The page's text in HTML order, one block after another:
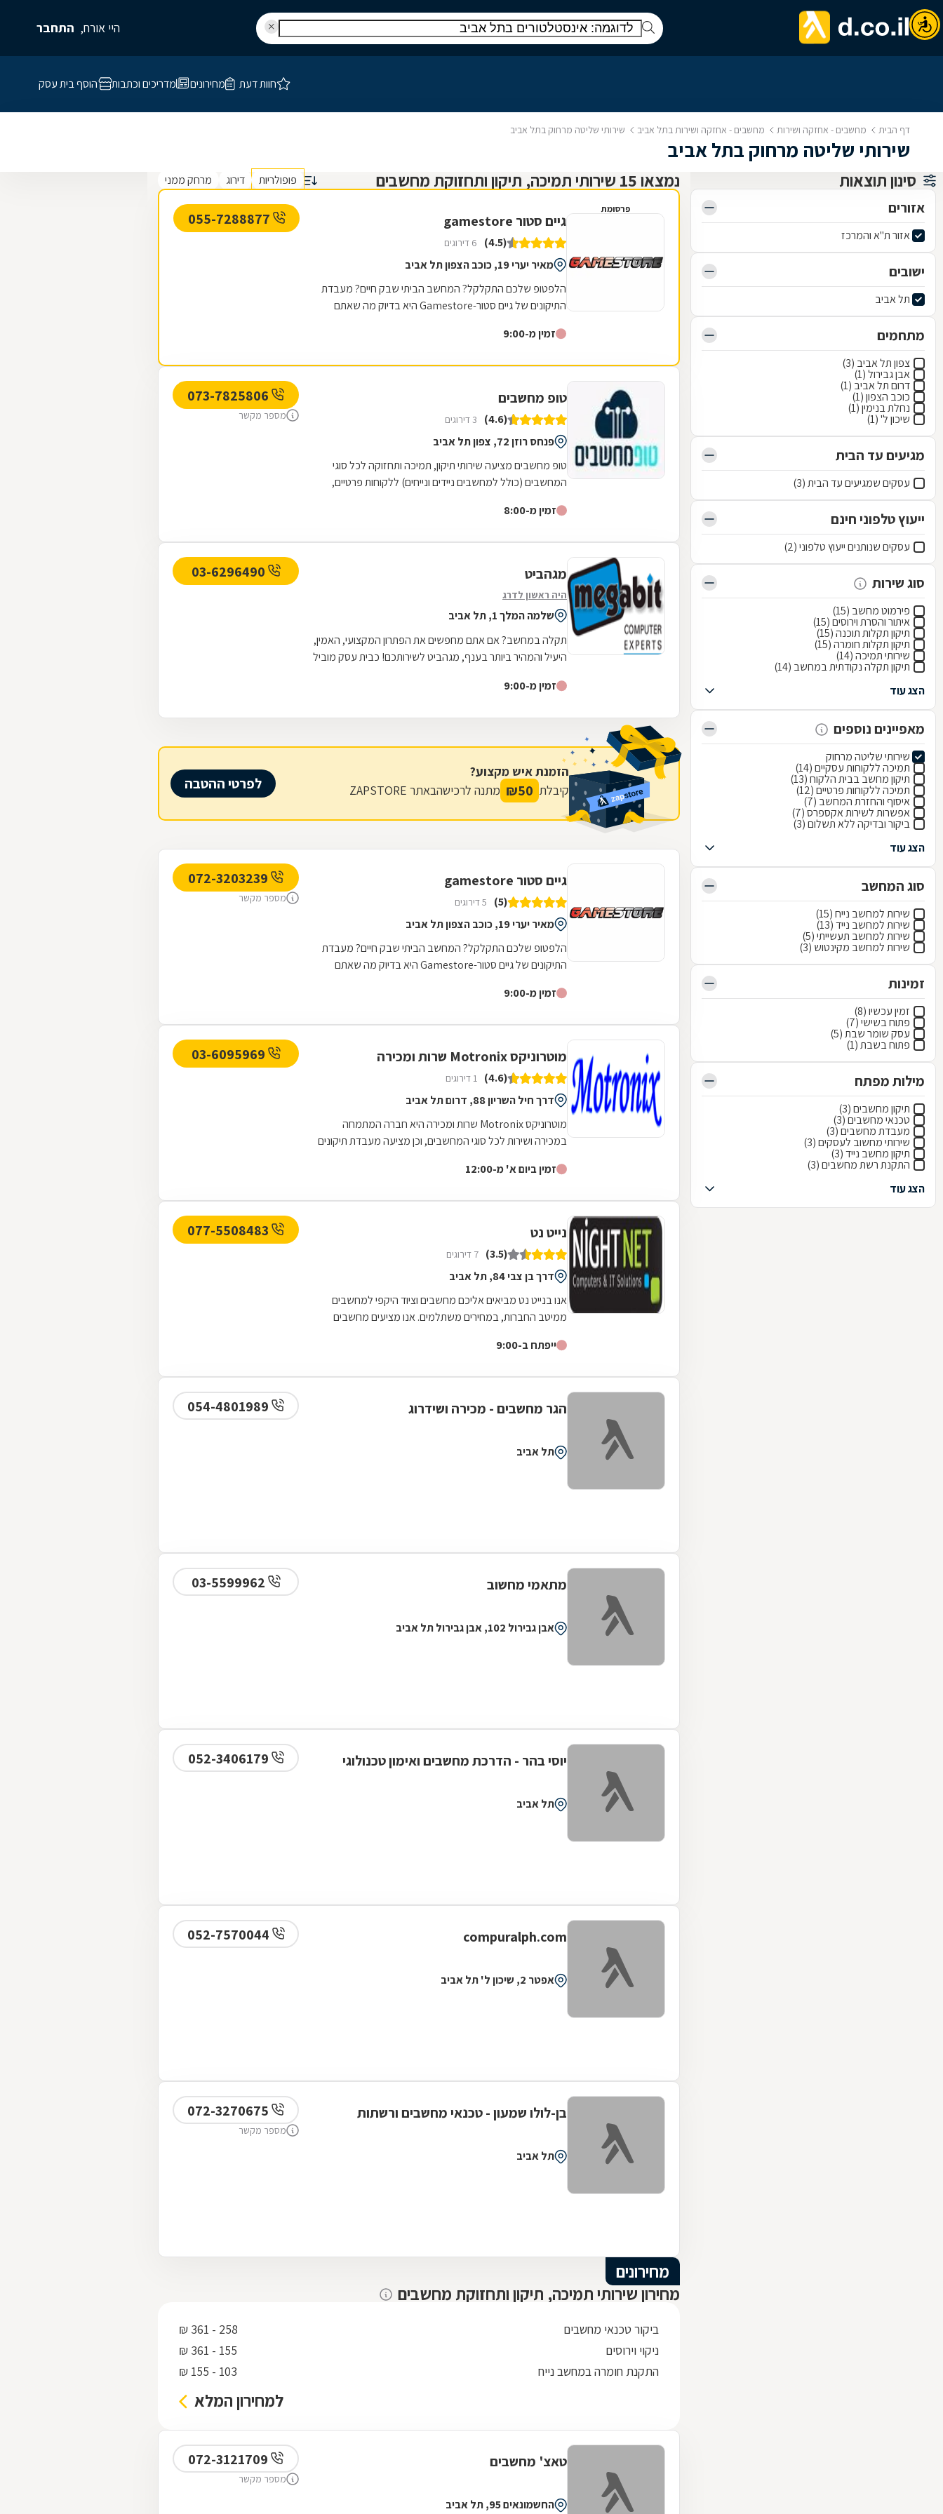
היי אורח, התחבר
חוות דעת מחירונים מדריכים וכתבות הוסף בית עסק
דף הבית מחשבים - אחזקה ושירות מחשבים - אחזקה ושירות בתל אביב שירותי שליטה מרחוק בתל אביב
שירותי שליטה מרחוק בתל אביב
סינון תוצאות
אזורים
אזור ת"א והמרכז
ישובים
תל אביב
מתחמים
צפון תל אביב (3)
אבן גבירול (1)
דרום תל אביב (1)
כוכב הצפון (1)
נחלת בנימין (1)
שיכון ל' (1)
מגיעים עד הבית
עסקים שמגיעים עד הבית (3)
ייעוץ טלפוני חינם
עסקים שנותנים ייעוץ טלפוני (2)
סוג שירות
פירמוט מחשב (15)
איתור והסרת וירוסים (15)
תיקון תקלות תוכנה (15)
תיקון תקלות חומרה (15)
שירותי תמיכה (14)
תיקון תקלה נקודתית במחשב (14)
הצג עוד
מאפיינים נוספים
שירותי שליטה מרחוק
תמיכה ללקוחות עסקיים (14)
תיקון מחשב בבית הלקוח (13)
תמיכה ללקוחות פרטיים (12)
איסוף והחזרת המחשב (7)
אפשרות לשירות אקספרס (7)
ביקור ובדיקה ללא תשלום (3)
הצג עוד
סוג המחשב
שירות למחשב נייח (15)
שירות למחשב נייד (13)
שירות למחשב תעשייתי (5)
שירות למחשב מקינטוש (3)
זמינות
זמין עכשיו (8)
פתוח בשישי (7)
עסק שומר שבת (5)
פתוח בשבת (1)
מילות מפתח
תיקון מחשבים (3)
טכנאי מחשבים (3)
מעבדת מחשבים (3)
שירותי מחשוב לעסקים (3)
תיקון מחשב נייד (3)
התקנת רשת מחשבים (3)
הצג עוד
נמצאו 15 שירותי תמיכה, תיקון ותחזוקת מחשבים פופולריות דירוג מרחק ממני
פרסומת
גיים סטור gamestore
(4.5) 6 דירוגים
מאיר יערי 19, כוכב הצפון תל אביב
הלפטופ שלכם התקלקל? המחשב הביתי שבק חיים? מעבדת
התיקונים של גיים סטור-Gamestore היא בדיוק מה שאתם
זמין מ-9:00
טופ מחשבים
(4.6) 3 דירוגים
פנחס רוזן 72, צפון תל אביב
טופ מחשבים מציעה שירותי תיקון, תמיכה ותחזוקה לכל סוגי
המחשבים (כולל למחשבים ניידים ונייחים) ללקוחות פרטיים,
זמין מ-8:00
מספר מקשר
מגהביט
היה ראשון לדרג
שלמה המלך 1, תל אביב
תקלה במחשב? אם אתם מחפשים את הפתרון המקצועי, האמין,
היעיל והמהיר ביותר בענף, מגהביט לשירותכם! כבית עסק מוביל
זמין מ-9:00
הזמנת איש מקצוע?
קיבלת 50
₪ מתנה לרכישהבאתר ZAPSTORE לפרטי ההטבה
גיים סטור gamestore
(5) 5 דירוגים
מאיר יערי 19, כוכב הצפון תל אביב
הלפטופ שלכם התקלקל? המחשב הביתי שבק חיים? מעבדת
התיקונים של גיים סטור-Gamestore היא בדיוק מה שאתם
זמין מ-9:00
מספר מקשר
מוטרוניקס Motronix שרות ומכירה
(4.6) 1 דירוגים
דרך חיל השריון 88, דרום תל אביב
מוטרוניקס Motronix שרות ומכירה היא חברה המתמחה
במכירה ושירות לכל סוגי המחשבים, וכן מציעה מעבדת תיקונים
זמין ביום א' מ-12:00
נייט נט
(3.5) 7 דירוגים
דרך בן צבי 84, תל אביב
אנו בנייט נט מביאים אליכם מחשבים וציוד היקפי למחשבים
ממיטב החברות, במחירים משתלמים. אנו מציעים מחשבים
ייפתח ב-9:00
הגר מחשבים - מכירה ושידרוג
תל אביב
מתאמי מחשוב
אבן גבירול 102, אבן גבירול תל אביב
יוסי בהר - הדרכת מחשבים ואימון טכנולוגי
תל אביב
compuralph.com
אפטר 2, שיכון ל' תל אביב
בן-לולו שמעון - טכנאי מחשבים ורשתות
תל אביב
מספר מקשר
מחירונים
מחירון שירותי תמיכה, תיקון ותחזוקת מחשבים
ביקור טכנאי מחשבים
258 - 361 ₪
ניקוי וירוסים
155 - 361 ₪
התקנת חומרה במחשב נייח
103 - 155 ₪
למחירון המלא
טאצ' מחשבים
החשמונאים 95, תל אביב
מספר מקשר